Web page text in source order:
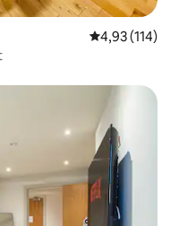
Gemiddelde
4,93 (114)